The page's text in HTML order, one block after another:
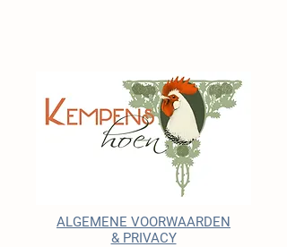
ALGEMENE VOORWAARDEN
& PRIVACY